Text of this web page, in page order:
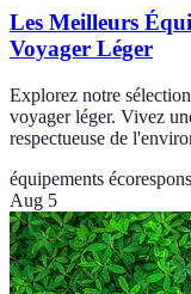
Les Meilleurs
Voyager Léger
Explorez notre
voyager léger. Vivez
respectueuse de
équipements
Aug 5